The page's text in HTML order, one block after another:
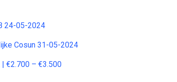
24-05-2024
Cosun 31-05-2024
€2.700 – €3.500